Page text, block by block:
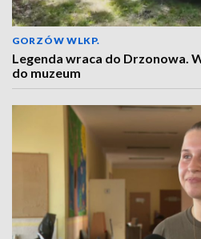
GORZÓW WLKP.
Legenda wraca do Drzonowa.
do muzeum